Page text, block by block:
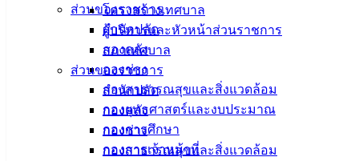
ส่วนของราชการ
สำนักปลัด
กองคลัง
กองช่าง
กองสาธารณสุขและสิ่งแวดล้อม
กองยุทธศาสตร์และงบประมาณ
กองการศึกษา
กองการเจ้าหน้าที่
โครงสร้างเทศบาล
ผู้บริหารและหัวหน้าส่วนราชการ
สภาเทศบาล
ส่วนของราชการ
สำนักปลัด
กองคลัง
กองช่าง
กองสาธารณสุขและสิ่งแวดล้อม